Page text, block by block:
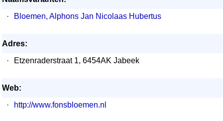
·
Bloemen, Alphons Jan Nicolaas Hubertus
Adres:
·
Etzenraderstraat 1, 6454AK Jabeek
Web:
·
http://www.fonsbloemen.nl